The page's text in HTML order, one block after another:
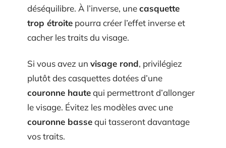
déséquilibre. À l’inverse, unecasquette
trop étroite pourra créer l’effet inverse et
cacher les traits du visage.
Si vous avez un visage rond, privilégiez
plutôt des casquettes dotées d’une
couronne hautequi permettront d’allonger
le visage. Évitez les modèles avec une
couronne bassequi tasseront davantage
vos traits.